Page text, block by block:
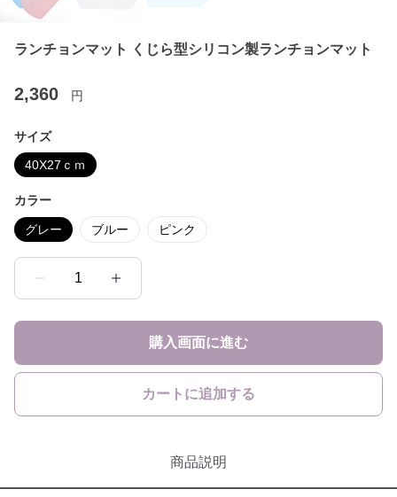
ランチョンマット くじら型シリコン製ランチョンマット
2,360 円
サイズ
40X27ｃｍ
カラー
グレー ブルー ピンク
1
購入画面に進む
カートに追加する
商品説明